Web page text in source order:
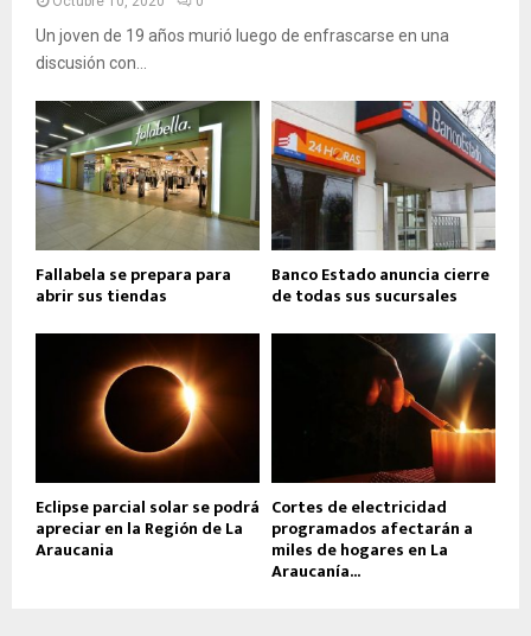
Un joven de 19 años murió luego de enfrascarse en una
discusión con...
Fallabela se prepara para
abrir sus tiendas
Banco Estado anuncia cierre
de todas sus sucursales
Eclipse parcial solar se podrá
apreciar en la Región de La
Araucania
Cortes de electricidad
programados afectarán a
miles de hogares en La
Araucanía...